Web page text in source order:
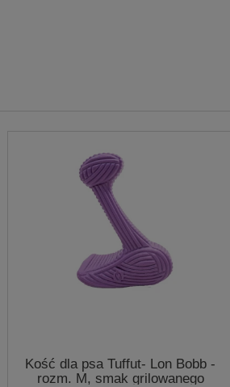
Kość dla psa Tuffut- Lon Bobb -
rozm. M, smak grilowanego